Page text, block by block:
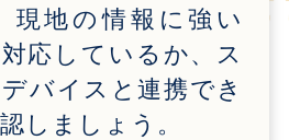
現地の情報に強い
応しているか、ス
バイスと連携でき
しましょう。